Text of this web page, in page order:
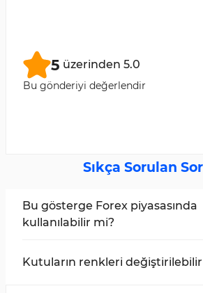
5 üzerinden 5.0
Bu gönderiyi değerlendir
Sıkça Sorulan
Bu gösterge Forex piyasasında
kullanılabilir mi?
tüm piyasalarda kullanılabilir.
Kutuların renkleri